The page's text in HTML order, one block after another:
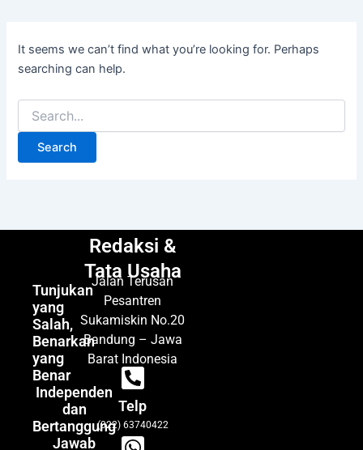
It seems we can’t find what you’re looking for. Perhaps
searching can help.
Tunjukan
yang
Salah,
Benarkan
yang
Benar
Independen
dan
Bertanggung
Jawab
Redaksi &
Tata Usaha
Jalan Terusan
Pesantren
Sukamiskin No.20
Bandung – Jawa
Barat Indonesia
Telp
(022) 63740422